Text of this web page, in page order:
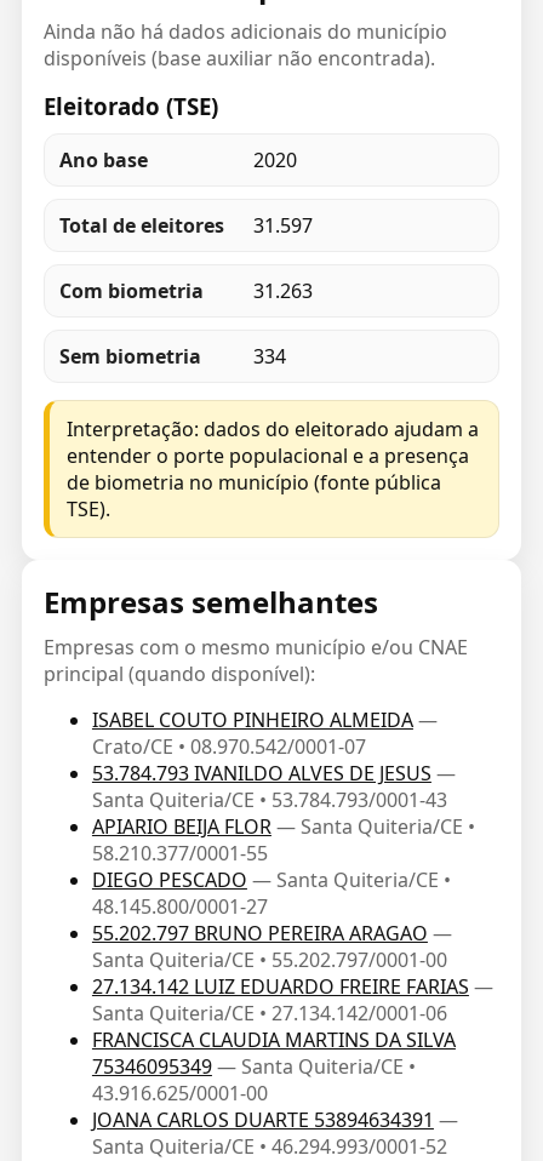
Ainda não há dados adicionais do município
disponíveis (base auxiliar não encontrada).
Eleitorado (TSE)
Ano base 2020
Total de eleitores 31.597
Com biometria 31.263
Sem biometria 334
Interpretação: dados do eleitorado ajudam a
entender o porte populacional e a presença
de biometria no município (fonte pública
TSE).
Empresas semelhantes
Empresas com o mesmo município e/ou CNAE
principal (quando disponível):
ISABEL COUTO PINHEIRO ALMEIDA—
Crato/CE • 08.970.542/0001-07
53.784.793 IVANILDO ALVES DE JESUS —
Santa Quiteria/CE • 53.784.793/0001-43
APIARIO BEIJA FLOR— Santa Quiteria/CE •
58.210.377/0001-55
DIEGO PESCADO — Santa Quiteria/CE •
48.145.800/0001-27
55.202.797 BRUNO PEREIRA ARAGAO —
Santa Quiteria/CE • 55.202.797/0001-00
27.134.142 LUIZ EDUARDO FREIRE FARIAS —
Santa Quiteria/CE • 27.134.142/0001-06
FRANCISCA CLAUDIA MARTINS DA SILVA
75346095349— Santa Quiteria/CE •
43.916.625/0001-00
JOANA CARLOS DUARTE 53894634391 —
Santa Quiteria/CE • 46.294.993/0001-52